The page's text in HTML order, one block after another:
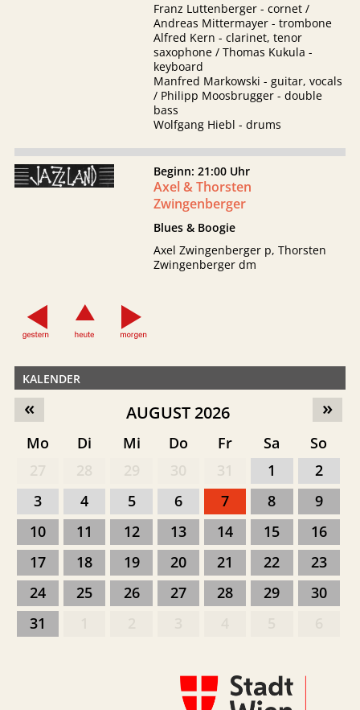
Franz Luttenberger - cornet /
Andreas Mittermayer - trombone
Alfred Kern - clarinet, tenor
saxophone / Thomas Kukula -
keyboard
Manfred Markowski - guitar, vocals
/ Philipp Moosbrugger - double
bass
Wolfgang Hiebl - drums
Beginn: 21:00 Uhr
Axel & Thorsten
Zwingenberger
Blues & Boogie
Axel Zwingenberger p, Thorsten
Zwingenberger dm
KALENDER
»
« AUGUST 2026
Mo Di Mi Do Fr Sa
So
1
2
3
4 5 6 7 8
9
10
11 12 13 14 15
16
17
18 19 20 21 22
23
24
25 26 27 28 29
30
31